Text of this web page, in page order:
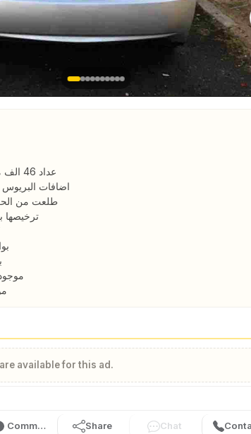
عداد
اضافات
available for this ad.
Comment (0) Share Chat